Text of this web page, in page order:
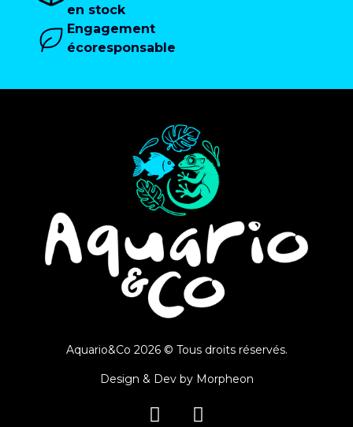
en stock
Engagement
écoresponsable
Aquario&Co 2026 © Tous droits réservés.
Design & Dev by Morpheon